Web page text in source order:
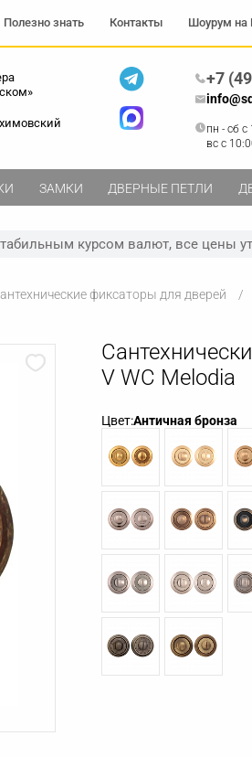
+7
пн - сб c
вс c
Полезно знать Контакты Шоурум на
ЗАМКИ ДВЕРНЫЕ ПЕТЛИ
курсом валют, все цены
фиксаторы для дверей
V WC Melodia
Цвет:Античная бронза